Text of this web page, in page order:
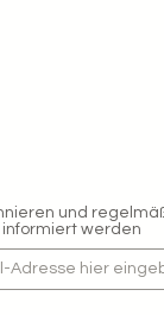
und
informiert werden